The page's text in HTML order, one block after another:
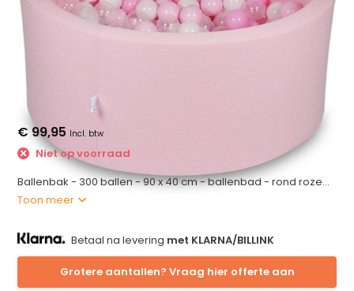
€ 99,95 Incl. btw
Niet op voorraad
Ballenbak - 300 ballen - 90 x 40 cm - ballenbad - rond roze...
Toon meer
Betaal na levering met KLARNA/BILLINK
Grotere aantallen? Vraag hier offerte aan